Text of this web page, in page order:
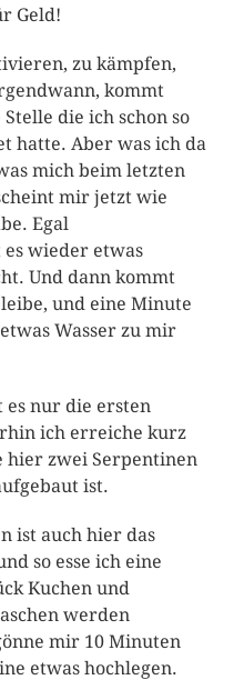
Geld!
zu kämpfen,
kommt
die ich schon so
hatte. Aber was ich da
mich beim letzten
mir jetzt wie
Egal
wieder etwas
Und dann kommt
und eine Minute
Wasser zu mir
es nur die ersten
ich erreiche kurz
hier zwei Serpentinen
ist.
ist auch hier das
so esse ich eine
Kuchen und
werden
mir 10 Minuten
etwas hochlegen.